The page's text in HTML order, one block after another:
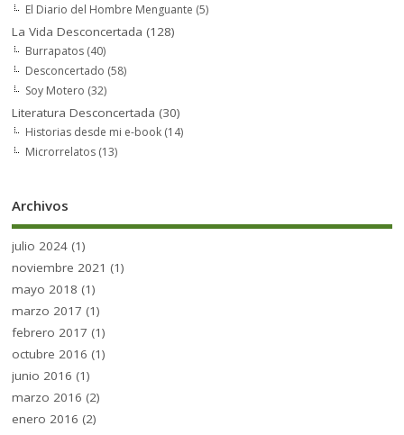
El Diario del Hombre Menguante (5)
La Vida Desconcertada (128)
Burrapatos (40)
Desconcertado (58)
Soy Motero (32)
Literatura Desconcertada (30)
Historias desde mi e-book (14)
Microrrelatos (13)
Archivos
julio 2024 (1)
noviembre 2021 (1)
mayo 2018 (1)
marzo 2017 (1)
febrero 2017 (1)
octubre 2016 (1)
junio 2016 (1)
marzo 2016 (2)
enero 2016 (2)